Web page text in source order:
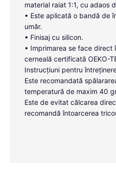
material raiat 1:1, cu adaos
• Este aplicată o bandă de
umăr.
• Finisaj cu silicon.
• Imprimarea se face direct
cerneală certificată OEKO-
Instrucțiuni pentru
Este recomandată
temperatură de maxim 40
Este de evitat călcarea
recomandă întoarcerea